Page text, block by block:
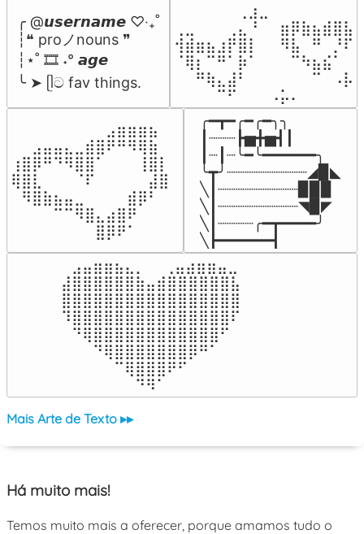
╭ @𝙪𝙨𝙚𝙧𝙣𝙖𝙢𝙚 ♡‧₊˚
┆❝ proノnouns ❞
┆⋆˚ 🎞️ ˖° 𝙖𝙜𝙚
╰ ➤ ᥫට fav things.
⠀⠀⠀⠀⠀⠀⢀⣰⣀⠀⠀⠀⠀⠀⠀⠀⠀
⢀⣀⠀⠀⠀⢀⣄⠘⠀⠀⣶⡿⣷⣦⣾⣿⣧
⢺⣾⣶⣦⣰⡟⣿⡇⠀⠀⠻⣧⠀⠛⠀⡘⠏
⠈⢿⡆⠉⠛⠁⡷⠁⠀⠀⠀⠉⠳⣦⣮⠁⠀
⠀⠀⠛⢷⣄⣼⠃⠀⠀⠀⠀⠀⠀⠉⠀⠠⡧
⠀⠀⠀⠀⠉⠋⠀⠀⠀⠠⡥⠄⠀⠀⠀⠀⠀
⠀⠀⠀⠀⠀⠀⠀⠀⠀⣠⣶⣶⣶⣦⠀⠀
⠀⠀⣠⣤⣤⣄⣀⣾⣿⠟⠛⠻⢿⣷⠀
⢰⣿⡿⠛⠙⠻⣿⣿⠁⠀⠀⠀⢸⣿⡇
⢿⣿⣇⠀⠀⠀⠈⠏⠀⠀⠀⠀⠀⣼⣿⠀
⠀⠻⣿⣷⣦⣤⣀⠀⠀⠀⠀⣾⡿⠃⠀
⠀⠀⠀⠀⠉⠉⠻⣿⣄⣴⣿⠟⠀⠀⠀
⠀⠀⠀⠀⠀⠀⠀⠀⣿⡿⠟⠁⠀⠀⠀⠀
╭━┳━╭━╭━╮╮
┃┈┈┈┣▅╋▅┫┃
┃┈┃┈╰━╰━━━━━━╮
╰┳╯┈┈┈┈┈┈┈┈┈◢▉◣
╲┃┈┈┈┈┈┈┈┈┈▉▉▉
╲┃┈┈┈┈┈┈┈┈┈◥▉◤
╲┃┈┈┈┈╭━┳━━━━╯
╲┣━━━━━━┫﻿
⠀⣠⣤⣶⣶⣦⣄⡀  ⠀⢀⣤⣴⣶⣶⣤⣀⠀
⣼⣿⣿⣿⣿⣿⣿⣷⣤⣾⣿⣿⣿⣿⣿⣿⣧
⣿⣿⣿⣿⣿⣿⣿⣿⣿⣿⣿⣿⣿⣿⣿⣿⣿
⠹⣿⣿⣿⣿⣿⣿⣿⣿⣿⣿⣿⣿⣿⣿⣿⠏
⠀⠙⢿⣿⣿⣿⣿⣿⣿⣿⣿⣿⣿⣿⣿⠋⠀
⠀⠀⠀⠙⢿⣿⣿⣿⣿⣿⣿⣿⡿⠛⠁⠀⠀
⠀⠀⠀⠀⠀⠉⢿⣿⣿⣿⠟⠋⠀⠀⠀⠀⠀
⠀⠀⠀⠀⠀⠀⠀⠙⠻⠁⠀⠀⠀⠀⠀⠀⠀⠀⠀⠀⠀⠀⠀
Mais Arte de Texto ▸▸
Há muito mais!
Temos muito mais a oferecer, porque amamos tudo o